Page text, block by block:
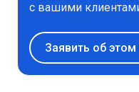
с вашими
Заявить об этом